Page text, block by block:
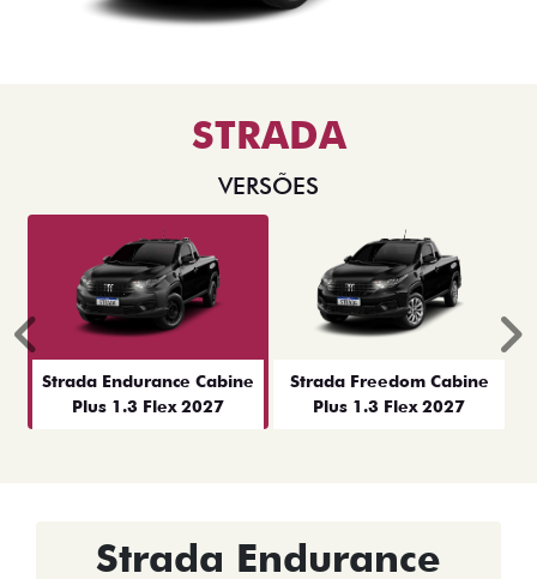
STRADA
VERSÕES
Strada Endurance Cabine
Plus 1.3 Flex 2027
Strada Freedom Cabine
Plus 1.3 Flex 2027
Anterior
Strada Endurance